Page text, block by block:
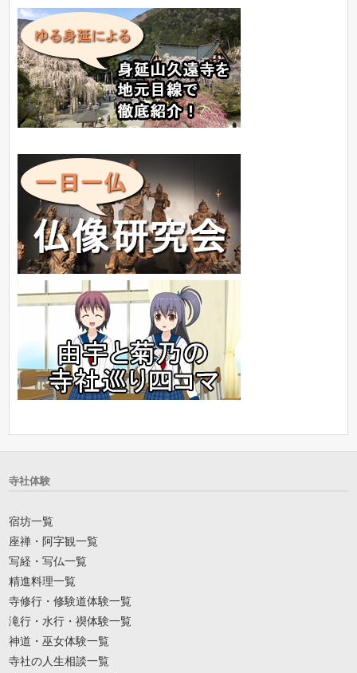
寺社体験
宿坊一覧
座禅・阿字観一覧
写経・写仏一覧
精進料理一覧
寺修行・修験道体験一覧
滝行・水行・禊体験一覧
神道・巫女体験一覧
寺社の人生相談一覧